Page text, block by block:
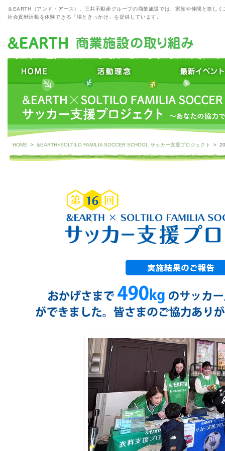
＆EARTH（アンド・アース）、三井不動産グループの商業施設では、家族や仲間と楽しく
社会貢献活動を体験できる「場ときっかけ」を提供しています。
HOME > &EARTH×SOLTILO FAMILIA SOCCER SCHOOL サッカー支援プロジェクト >